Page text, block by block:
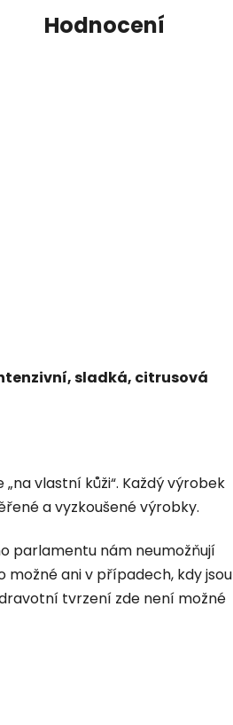
Hodnocení
sladká, citrusová
vlastní kůži“. Každý výrobek
a vyzkoušené výrobky.
parlamentu nám neumožňují
ani v případech, kdy jsou
tvrzení zde není možné